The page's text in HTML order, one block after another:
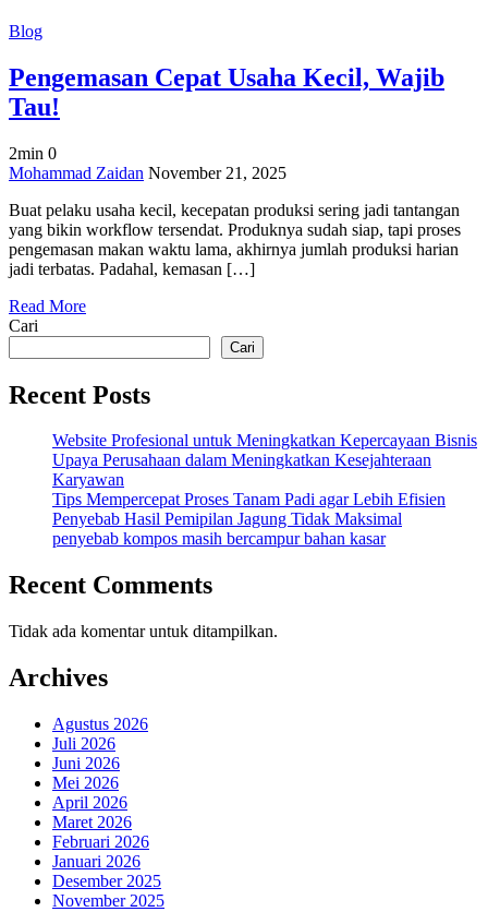
Blog
Pengemasan Cepat Usaha Kecil, Wajib
Tau!
2min 0
on
Cepat
Usaha
Kecil,
Wajib
Mohammad Zaidan November 21, 2025
Buat pelaku usaha kecil, kecepatan produksi sering jadi tantangan
yang bikin workflow tersendat. Produknya sudah siap, tapi proses
pengemasan makan waktu lama, akhirnya jumlah produksi harian
jadi terbatas. Padahal, kemasan […]
Read More
Cari
Cari
Recent Posts
Website Profesional untuk Meningkatkan Kepercayaan Bisnis
Upaya Perusahaan dalam Meningkatkan Kesejahteraan
Karyawan
Tips Mempercepat Proses Tanam Padi agar Lebih Efisien
Penyebab Hasil Pemipilan Jagung Tidak Maksimal
penyebab kompos masih bercampur bahan kasar
Recent Comments
Tidak ada komentar untuk ditampilkan.
Archives
Agustus 2026
Juli 2026
Juni 2026
Mei 2026
April 2026
Maret 2026
Februari 2026
Januari 2026
Desember 2025
November 2025